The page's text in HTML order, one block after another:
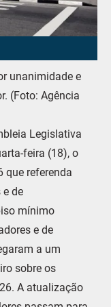
unanimidade e
(Foto: Agência
Legislativa
feira (18), o
que referenda
e de
mínimo
e de
a um
sobre os
A atualização